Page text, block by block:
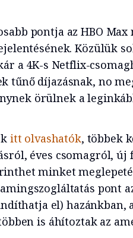
pontja az HBO
Közülük
a 4K-s Netflix-
tűnő díjazásnak, no
örülnek a
itt olvashatók, többek
éves csomagról,
minket
pont
el) hazánkban,
is áhítoztak az